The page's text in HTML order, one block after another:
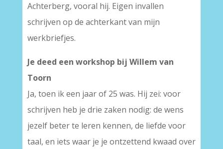
Achterberg, vooral hij. Eigen invallen
schrijven op de achterkant van mijn
werkbriefjes.
Je deed een workshop bij Willem van
Toorn
Ja, toen ik een jaar of 25 was. Hij zei: voor
schrijven heb je drie zaken nodig: de wens
jezelf beter te leren kennen, de liefde voor
taal, en iets waar je je ontzettend kwaad over